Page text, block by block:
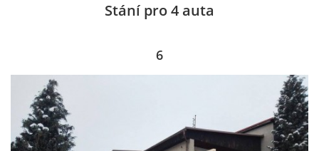
KONTAKTY
3D VIZUALIZACE
Stání pro 4 auta
6